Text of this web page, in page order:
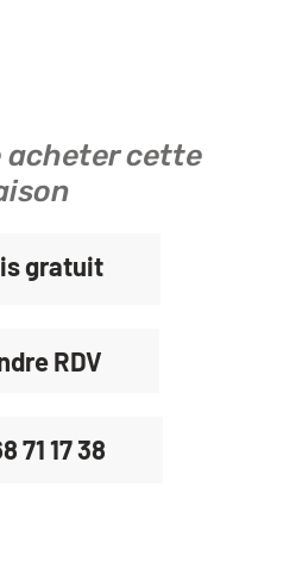
acheter cette
gratuit
RDV
71 17 38